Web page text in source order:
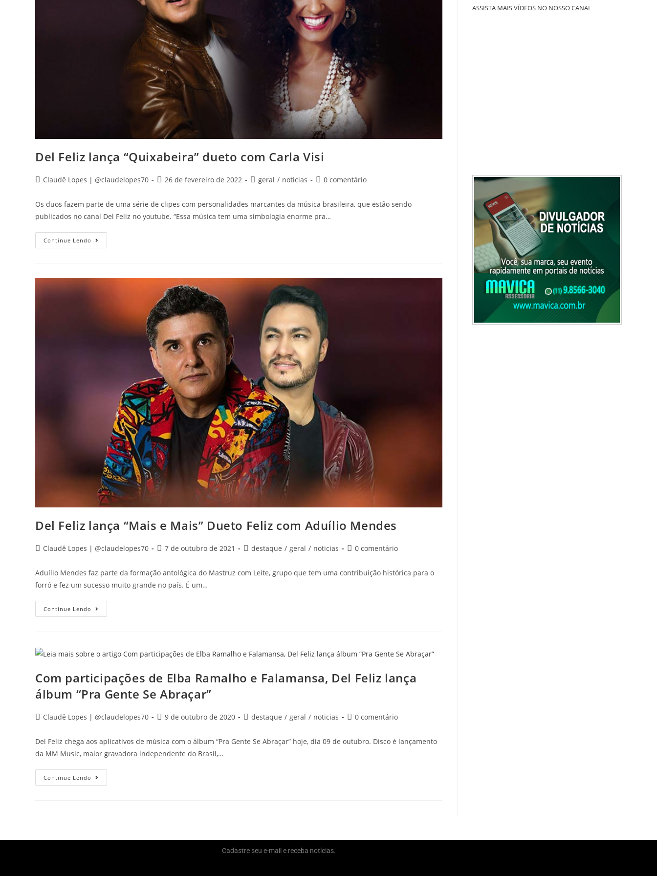
Del Feliz lança “Quixabeira” dueto com Carla Visi
Claudê Lopes | @claudelopes70 26 de fevereiro de 2022 geral / noticias 0 comentário
Os duos fazem parte de uma série de clipes com personalidades marcantes da música brasileira, que estão sendo
publicados no canal Del Feliz no youtube. “Essa música tem uma simbologia enorme pra…
Continue Lendo
Del Feliz lança “Mais e Mais” Dueto Feliz com Aduílio Mendes
Claudê Lopes | @claudelopes70 7 de outubro de 2021 destaque / geral / noticias 0 comentário
Aduílio Mendes faz parte da formação antológica do Mastruz com Leite, grupo que tem uma contribuição histórica para o
forró e fez um sucesso muito grande no país. É um…
Continue Lendo
Com participações de Elba Ramalho e Falamansa, Del Feliz lança
álbum “Pra Gente Se Abraçar”
Claudê Lopes | @claudelopes70 9 de outubro de 2020 destaque / geral / noticias 0 comentário
Del Feliz chega aos aplicativos de música com o álbum “Pra Gente Se Abraçar” hoje, dia 09 de outubro. Disco é lançamento
da MM Music, maior gravadora independente do Brasil,…
Continue Lendo
ASSISTA MAIS VÍDEOS NO NOSSO CANAL
Cadastre seu e-mail e receba notícias.